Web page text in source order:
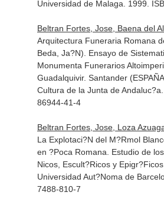
Universidad de Malaga. 1999.
Beltran Fortes, Jose, Baena del
Arquitectura Funeraria Romana
Beda, Ja?N). Ensayo de
Monumenta Funerarios
Guadalquivir. Santander
Cultura de la Junta de
86944-41-4
Beltran Fortes, Jose, Loza
La Explotaci?N del M?Rmol
en ?Poca Romana. Estudio de
Nicos, Escult?Ricos y
Universidad Aut?Noma de
7488-810-7